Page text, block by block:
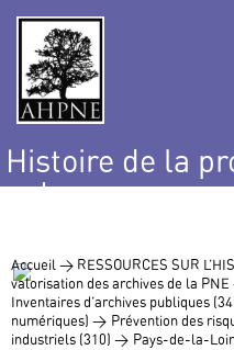
Histoire de la
nature
Accueil > RESSOURCES SUR
valorisation des archives de la
Inventaires d’archives publiques
numériques) > Prévention des
industriels (310) > Pays-de-la-